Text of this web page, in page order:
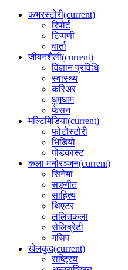
कभरस्टोरी(current)
रिपोर्ट
टिप्पणी
वार्ता
जीवनशैली(current)
विज्ञान प्रविधि
स्वास्थ्य
करिअर
घुमघाम
फेसन
मल्टिमिडिया(current)
फोटोस्टोरी
भिडियो
पोडकास्ट
कला मनोरञ्जन(current)
सिनेमा
सङ्गीत
साहित्य
थिएटर
ललितकला
सेलिब्रेटी
गसिप
खेलकुद(current)
राष्ट्रिय